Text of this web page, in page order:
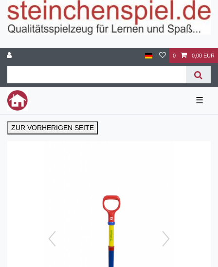
0 0,00 EUR
☰
ZUR VORHERIGEN SEITE